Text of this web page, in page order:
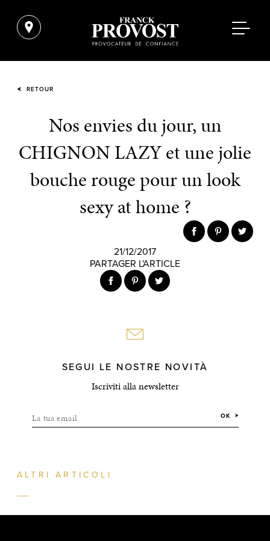
RETOUR
Nos envies du jour, un
CHIGNON LAZY et une jolie
bouche rouge pour un look
sexy at home ?
21/12/2017
PARTAGER L'ARTICLE
SEGUI LE NOSTRE NOVITÀ
Iscriviti alla newsletter
La tua email OK
ALTRI ARTICOLI